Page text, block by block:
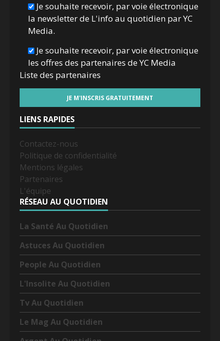
Je souhaite recevoir, par voie électronique
la newsletter de L'info au quotidien par YC
Media.
Je souhaite recevoir, par voie électronique
les offres des partenaires de YC Media
Liste des partenaires
LIENS RAPIDES
Contactez-nous
Politique de confidentialité
Mentions légales
Partenaires
L'équipe
RÉSEAU AU QUOTIDIEN
La Santé Au Quotidien
Astuces Au Quotidien
People Au Quotidien
L'Insolite Au Quotidien
Tv Au Quotidien
Le Mag Au Quotidien